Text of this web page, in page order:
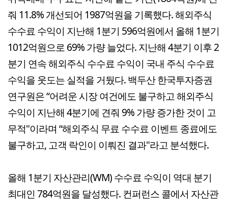
줘 11.8% 개선되어 1987억원을 기록했다. 해외주식
수수료 수익이 지난해 1분기 596억원에서 올해 1분기
1012억원으로 69% 가량 늘었다. 지난해 4분기 이후 2
분기 연속 해외주식 수수료 수익이 국내 주식 수수료
수익을 웃도는 실적을 거뒀다. 백두산 한국투자증권
연구원은 “어려운 시장 여건에도 불구하고 해외주식
수익이 지난해 4분기에 견줘 9% 가량 증가한 것이 고
무적"이라며 “해외주식 무료 수수료 이벤트 종료에도
불구하고, 고객 락인이 이뤄진 결과"라고 분석했다.
올해 1분기 자산관리(WM) 수수료 수익이 역대 분기
최대인 784억원을 달성했다. 컨퍼런스 콜에서 자산관